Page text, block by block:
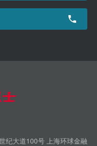
纪大道100号 上海环球金融